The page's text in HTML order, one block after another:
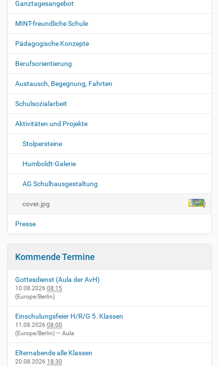
d
i
n
l
r
ß
e
…
i
g
a
t
i
o
n
Ganztagesangebot
MINT-freundliche Schule
Pädagogische Konzepte
Berufsorientierung
Austausch, Begegnung, Fahrten
Schulsozialarbeit
Aktivitäten und Projekte
Stolpersteine
Humboldt-Galerie
AG Schulhausgestaltung
cover.jpg
Presse
Kommende Termine
Gottesdienst (Aula der AvH)
10.08.2026 08:15
(Europe/Berlin)
Einschulungsfeier H/R/G 5. Klassen
11.08.2026 08:00
(Europe/Berlin) — Aula
Elternabende alle Klassen
20.08.2026 18:30